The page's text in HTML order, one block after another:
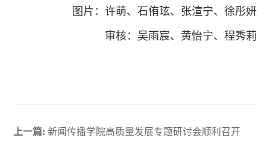
图片：许萌、石侑玹、张渲宁、徐彤妍
审核：吴雨宸、黄怡宁、程秀莉
上一篇: 新闻传播学院高质量发展专题研讨会顺利召开